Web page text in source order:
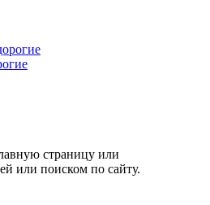
страницу или
или поиском по сайту.